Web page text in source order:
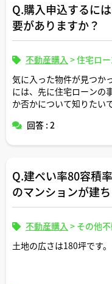
Q.購入申込するに
要がありますか？
不動産購入 >住宅ロ
気に入った物件が見つか
には、先に住宅ローンの
か否かについて知りたい
回答 : 2
Q.建ぺい率80容積
のマンションが建
不動産購入 > その他
土地の広さは180坪です